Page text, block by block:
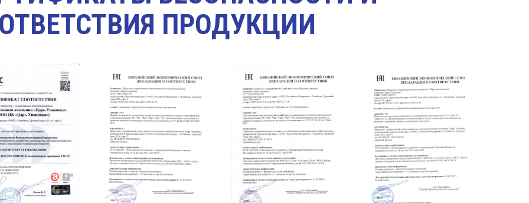
ПРОДУКЦИИ